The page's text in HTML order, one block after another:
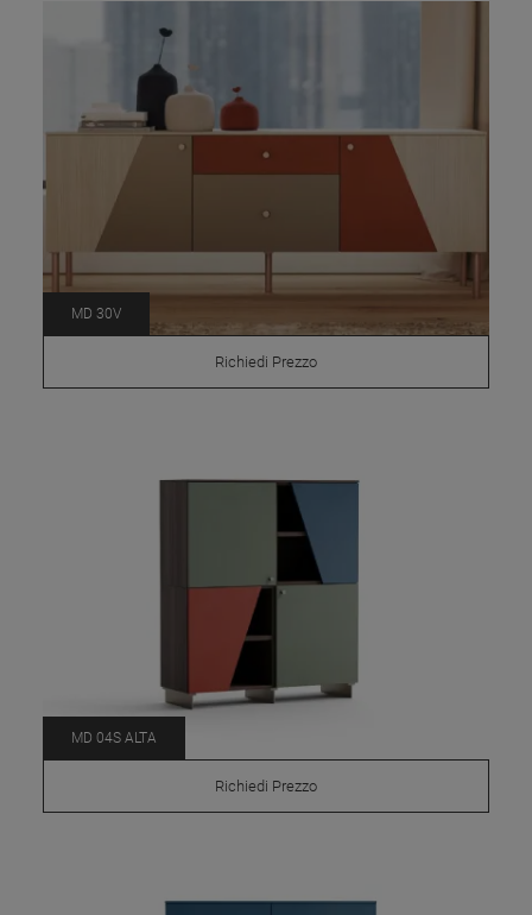
MD 30V
Richiedi Prezzo
MD 04S ALTA
Richiedi Prezzo